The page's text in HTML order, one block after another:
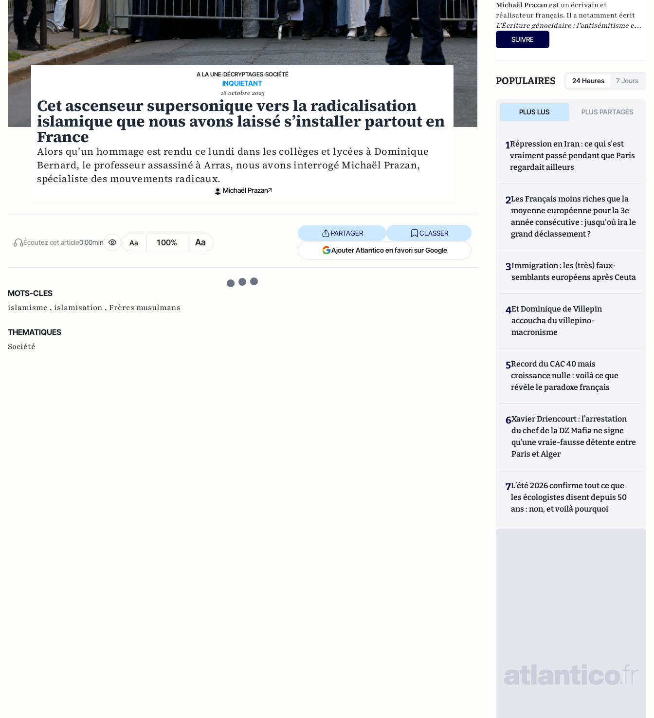
A LA UNE›DÉCRYPTAGES›SOCIÉTÉ
INQUIETANT
16 octobre 2023
Cet ascenseur supersonique vers la radicalisation
islamique que nous avons laissé s’installer partout en
France
Alors qu’un hommage est rendu ce lundi dans les collèges et lycées à Dominique
Bernard, le professeur assassiné à Arras, nous avons interrogé Michaël Prazan,
spécialiste des mouvements radicaux.
Michaël Prazan
Écoutez cet article0:00min Aa 100% Aa
PARTAGER CLASSER
Ajouter Atlantico en favori sur Google
MOTS-CLES
islamisme , islamisation , Frères musulmans
THEMATIQUES
Société
Michaël Prazan est un écrivain et
réalisateur français. Il a notamment écrit
L’Écriture génocidaire : l’antisémitisme en
style et en discours (
2005),Une histoire du terrorisme
(Grasset, 2014).
SUIVRE
POPULAIRES 24 Heures 7 Jours
PLUS LUS PLUS PARTAGES
1Répression en Iran : ce qui s'est
vraiment passé pendant que Paris
regardait ailleurs
2Les Français moins riches que la
moyenne européenne pour la 3e
année consécutive : jusqu'où ira le
grand déclassement ?
3Immigration : les (très) faux-
semblants européens après Ceuta
4Et Dominique de Villepin
accoucha du villepino-
macronisme
5Record du CAC 40 mais
croissance nulle : voilà ce que
révèle le paradoxe français
6Xavier Driencourt : l’arrestation
du chef de la DZ Mafia ne signe
qu’une vraie-fausse détente entre
Paris et Alger
7L’été 2026 confirme tout ce que
les écologistes disent depuis 50
ans : non, et voilà pourquoi